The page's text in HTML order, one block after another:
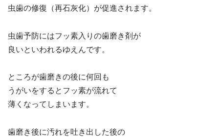
虫歯の修復（再石灰化）が促進されます。
虫歯予防にはフッ素入りの歯磨き剤が
良いといわれるゆえんです。
ところが歯磨きの後に何回も
うがいをするとフッ素が流れて
薄くなってしまいます。
歯磨き後に汚れを吐き出した後の